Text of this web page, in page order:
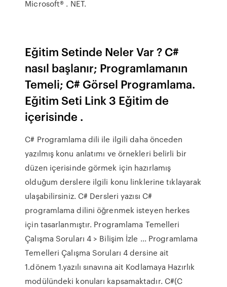
Microsoft® . NET.
Eğitim Setinde Neler Var ? C#
nasıl başlanır; Programlamanın
Temeli; C# Görsel Programlama.
Eğitim Seti Link 3 Eğitim de
içerisinde ​.
C# Programlama dili ile ilgili daha önceden
yazılmış konu anlatımı ve örnekleri belirli bir
düzen içerisinde görmek için hazırlamış
olduğum derslere ilgili konu linklerine tıklayarak
ulaşabilirsiniz. C# Dersleri yazısı C#
programlama dilini öğrenmek isteyen herkes
için tasarlanmıştır. Programlama Temelleri
Çalışma Soruları 4 > Bilişim İzle ... Programlama
Temelleri Çalışma Soruları 4 dersine ait
1.dönem 1.yazılı sınavına ait Kodlamaya Hazırlık
modülündeki konuları kapsamaktadır. C#(C